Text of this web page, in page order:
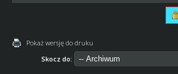
Pokaż wersję do druku
Skocz do: